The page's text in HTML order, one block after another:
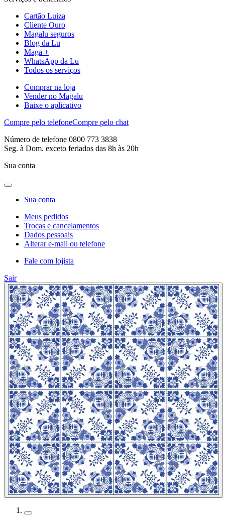
Cartão Luiza
Cliente Ouro
Magalu seguros
Blog da Lu
Maga +
WhatsApp da Lu
Todos os serviços
Comprar na loja
Vender no Magalu
Baixe o aplicativo
Compre pelo telefoneCompre pelo chat
Número de telefone 0800 773 3838
Seg. à Dom. exceto feriados das 8h às 20h
Sua conta
Sua conta
Meus pedidos
Trocas e cancelamentos
Dados pessoais
Alterar e-mail ou telefone
Fale com lojista
Sair